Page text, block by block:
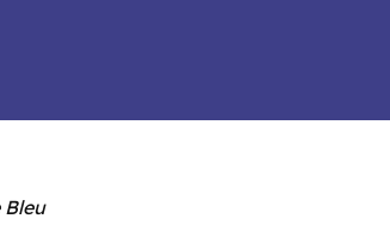
Bleu